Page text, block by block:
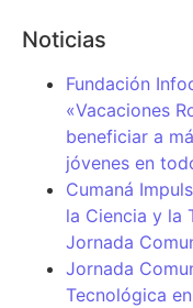
Noticias
Fundación
«Vacaciones
beneficiar a
jóvenes en
Cumaná
la Ciencia y la
Jornada
Jornada
Tecnológica